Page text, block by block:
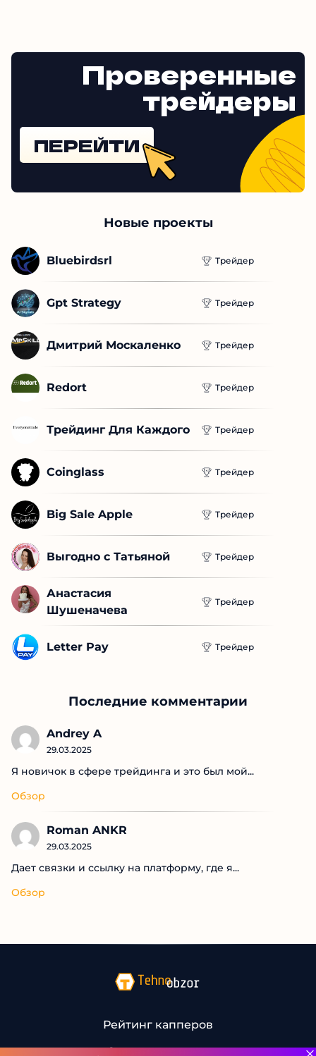
Проверенные
трейдеры
ПЕРЕЙТИ
Новые проекты
Bluebirdsrl Трейдер
Gpt Strategy Трейдер
Дмитрий Москаленко Трейдер
Redort Трейдер
Трейдинг Для Каждого Трейдер
Coinglass Трейдер
Big Sale Apple Трейдер
Выгодно с Татьяной Трейдер
Анастасия
Шушеначева
Трейдер
Letter Pay Трейдер
Последние комментарии
Andrey A
29.03.2025
Я новичок в сфере трейдинга и это был мой...
Обзор
Roman ANKR
29.03.2025
Дает связки и ссылку на платформу, где я...
Обзор
Рейтинг капперов
Связаться с нами